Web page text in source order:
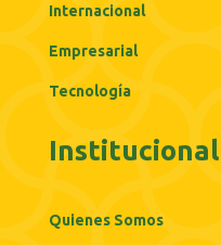
Internacional
Empresarial
Tecnología
Institucional
Quienes Somos